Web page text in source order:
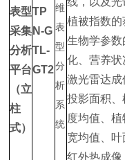
表型
采集
分析
平台
（立
柱
式）
TP
N-G
TL-
GT2
植被指数
生物学参
化、营养状
激光雷达成
投影面积
度均值、
宽均值、叶
红外热成